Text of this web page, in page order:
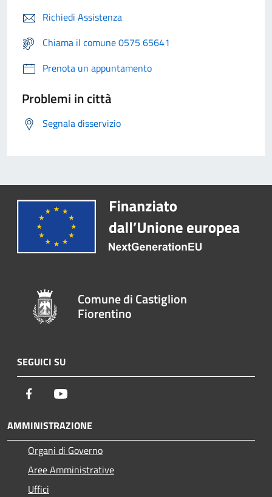
Richiedi Assistenza
Chiama il comune 0575 65641
Prenota un appuntamento
Problemi in città
Segnala disservizio
Comune di Castiglion
Fiorentino
SEGUICI SU
Facebook
AMMINISTRAZIONE
Organi di Governo
Aree Amministrative
Uffici